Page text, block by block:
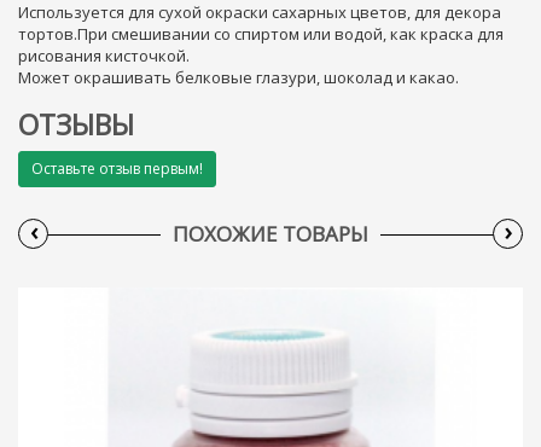
Используется для сухой окраски сахарных цветов, для декора
тортов.При смешивании со спиртом или водой, как краска для
рисования кисточкой.
Может окрашивать белковые глазури, шоколад и какао.
ОТЗЫВЫ
Оставьте отзыв первым!
ПОХОЖИЕ ТОВАРЫ
‹ ›